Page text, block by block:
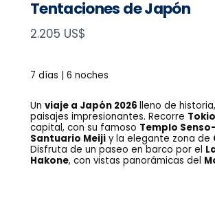
Tentaciones de Japón
N
w
2.205 US$
7 días | 6 noches
Un viaje a Japón 2026 lleno de
paisajes impresionantes. Recorre Tokio
capital, con su famoso Templo
Santuario Meijiy la elegante zona de
Disfruta de un paseo en barco por el
Hakone, con vistas panorámicas del